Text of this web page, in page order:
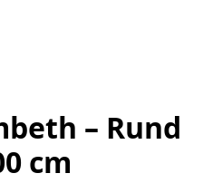
– Rund
cm